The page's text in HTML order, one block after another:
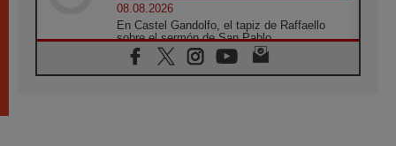
08.08.2026
En Castel Gandolfo, el tapiz de Raffaello
sobre el sermón de San Pablo
08.08.2026
En Colombia, «la paz no se compra con una